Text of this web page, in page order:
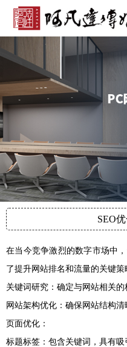
SEO
在当今竞争激烈的数字市场中，
了提升网站排名和流量的关键策
关键词研究：确定与网站相关的
网站架构优化：确保网站结构清
页面优化：
标题标签：包含关键词，具有吸